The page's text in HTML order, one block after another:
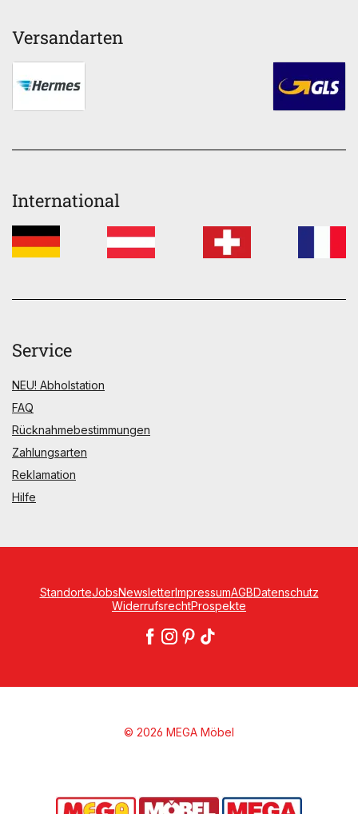
Versandarten
International
Service
NEU! Abholstation
FAQ
Rücknahmebestimmungen
Zahlungsarten
Reklamation
Hilfe
StandorteJobsNewsletterImpressumAGBDatenschutz
WiderrufsrechtProspekte
© 2026 MEGA Möbel